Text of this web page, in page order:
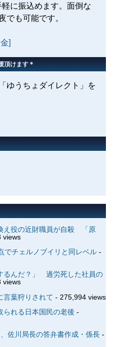
に振込めます。面倒な
でも可能です。
]
頂けます＊
ゆうちょダイレクト」を
え役の近財職員が自殺 「原
views
チェルノブイリと同レベル-
るんだ？」 過労死した社員の
views
葉狩りされて - 275,994 views
られる日本国民の老後 -
佐川局長の答弁書作成・係長-